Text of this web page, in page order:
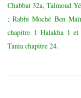
Chabbat 32a, Talmoud
; Rabbi Moché Ben
chapitre 1 Halakha 1
Tania chapitre 24.